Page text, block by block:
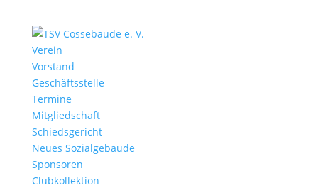
Verein
Vorstand
Geschäftsstelle
Termine
Mitgliedschaft
Schiedsgericht
Neues Sozialgebäude
Sponsoren
Clubkollektion